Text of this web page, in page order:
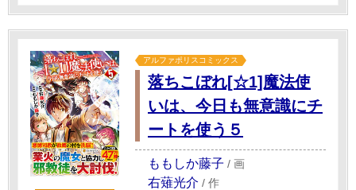
アルファポリスコミックス
落ちこぼれ[☆1]魔法使
いは、今日も無意識にチ
ートを使う５
ももしか藤子 / 画
右薙光介 / 作